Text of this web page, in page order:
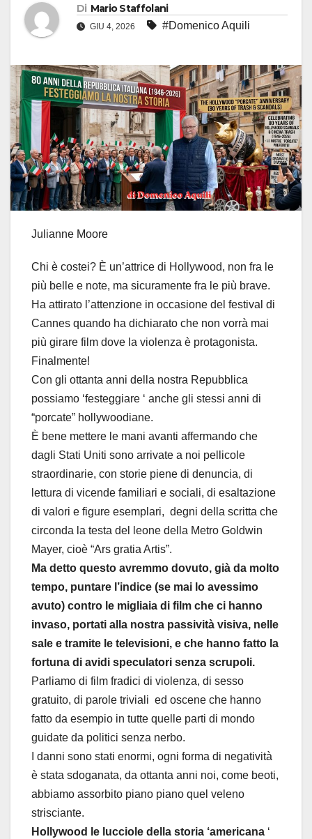
Di Mario Staffolani
GIU 4, 2026 #Domenico Aquili
Julianne Moore
Chi è costei? È un’attrice di Hollywood, non fra le
più belle e note, ma sicuramente fra le più brave.
Ha attirato l’attenzione in occasione del festival di
Cannes quando ha dichiarato che non vorrà mai
più girare film dove la violenza è protagonista.
Finalmente!
Con gli ottanta anni della nostra Repubblica
possiamo ‘festeggiare ‘ anche gli stessi anni di
“porcate” hollywoodiane.
È bene mettere le mani avanti affermando che
dagli Stati Uniti sono arrivate a noi pellicole
straordinarie, con storie piene di denuncia, di
lettura di vicende familiari e sociali, di esaltazione
di valori e figure esemplari, degni della scritta che
circonda la testa del leone della Metro Goldwin
Mayer, cioè “Ars gratia Artis”.
Ma detto questo avremmo dovuto, già da molto
tempo, puntare l’indice (se mai lo avessimo
avuto) contro le migliaia di film che ci hanno
invaso, portati alla nostra passività visiva, nelle
sale e tramite le televisioni, e che hanno fatto la
fortuna di avidi speculatori senza scrupoli.
Parliamo di film fradici di violenza, di sesso
gratuito, di parole triviali ed oscene che hanno
fatto da esempio in tutte quelle parti di mondo
guidate da politici senza nerbo.
I danni sono stati enormi, ogni forma di negatività
è stata sdoganata, da ottanta anni noi, come beoti,
abbiamo assorbito piano piano quel veleno
strisciante.
Hollywood le lucciole della storia ‘americana ‘